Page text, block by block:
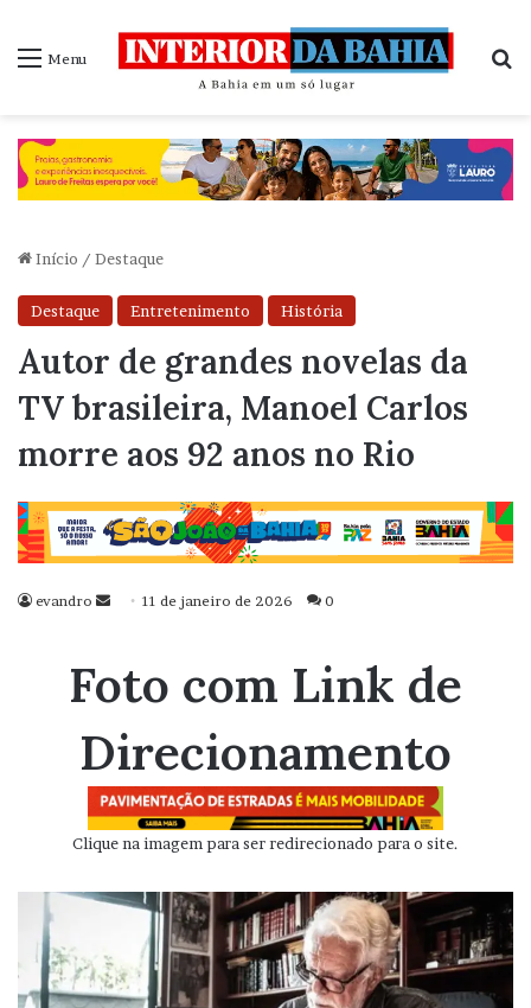
Menu
Início / Destaque
Destaque Entretenimento História
Autor de grandes novelas da
TV brasileira, Manoel Carlos
morre aos 92 anos no Rio
evandro
Mande
mail
11 de janeiro de 2026 0
Foto com Link de
Direcionamento
Clique na imagem para ser redirecionado para o site.